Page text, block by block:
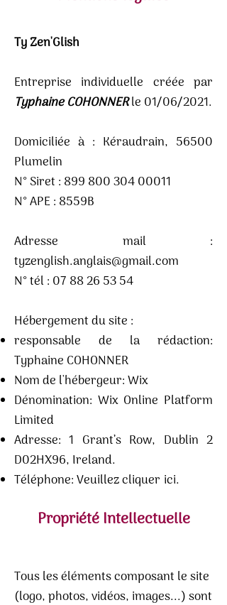
Ty Zen'Glish
Entreprise individuelle créée par
Typhaine COHONNERle 01/06/2021.
Domiciliée à : Kéraudrain, 56500
Plumelin
N° Siret : 899 800 304 00011
N° APE : 8559B
Adresse mail :
tyzenglish.anglais@gmail.com
N° tél : 07 88 26 53 54
Hébergement du site :
responsable de la rédaction:
Typhaine COHONNER
Nom de l'hébergeur: Wix
Dénomination: Wix Online Platform
Limited
Adresse: 1 Grant’s Row, Dublin 2
D02HX96, Ireland.
Téléphone: Veuillez cliquer ici.
Propriété Intellectuelle
Tous les éléments composant le site
(logo, photos, vidéos, images...) sont